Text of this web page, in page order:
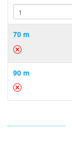
70 m
90 m